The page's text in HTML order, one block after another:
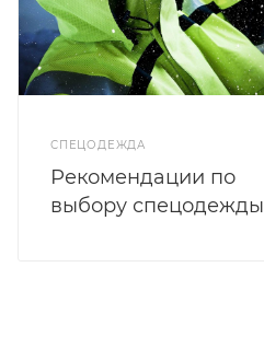
СПЕЦОДЕЖДА
Рекомендации по
выбору спецодежды